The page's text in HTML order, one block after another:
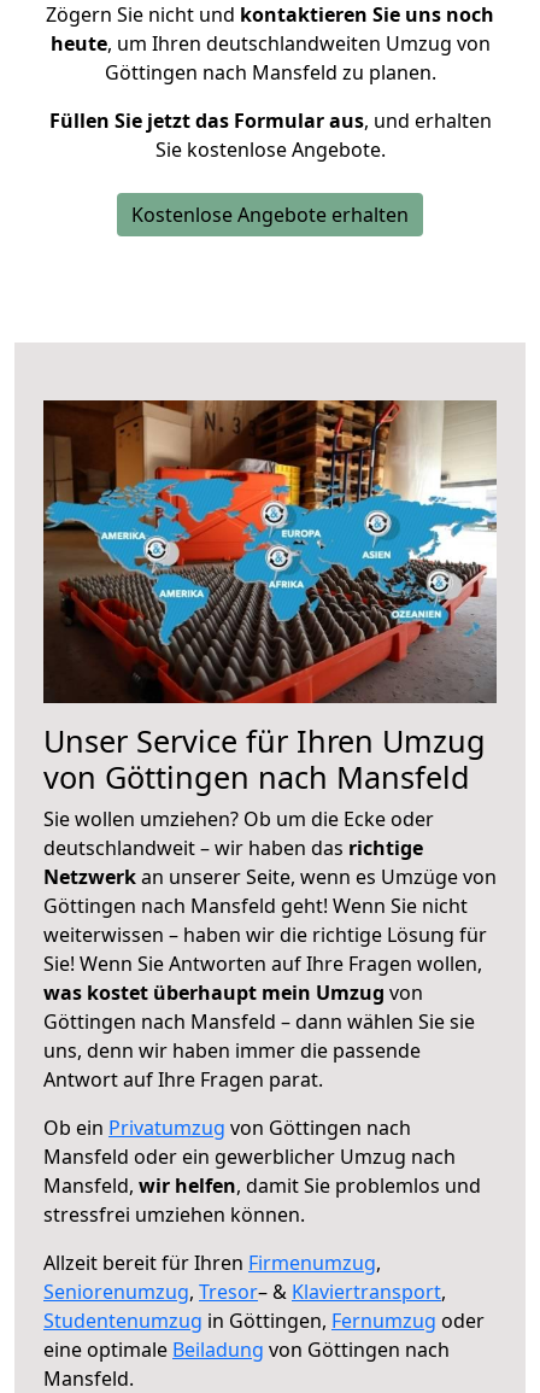
Zögern Sie nicht und kontaktieren Sie uns noch
heute, um Ihren deutschlandweiten Umzug von
Göttingen nach Mansfeld zu planen.
Füllen Sie jetzt das Formular aus, und erhalten
Sie kostenlose Angebote.
Kostenlose Angebote erhalten
Unser Service für Ihren Umzug
von Göttingen nach Mansfeld
Sie wollen umziehen? Ob um die Ecke oder
deutschlandweit – wir haben das richtige
Netzwerkan unserer Seite, wenn es Umzüge von
Göttingen nach Mansfeld geht! Wenn Sie nicht
weiterwissen – haben wir die richtige Lösung für
Sie! Wenn Sie Antworten auf Ihre Fragen wollen,
was kostet überhaupt mein Umzug von
Göttingen nach Mansfeld – dann wählen Sie sie
uns, denn wir haben immer die passende
Antwort auf Ihre Fragen parat.
Ob ein Privatumzug von Göttingen nach
Mansfeld oder ein gewerblicher Umzug nach
Mansfeld, wir helfen, damit Sie problemlos und
stressfrei umziehen können.
Allzeit bereit für Ihren Firmenumzug,
Seniorenumzug, Tresor– & Klaviertransport,
Studentenumzug in Göttingen, Fernumzug oder
eine optimale Beiladung von Göttingen nach
Mansfeld.